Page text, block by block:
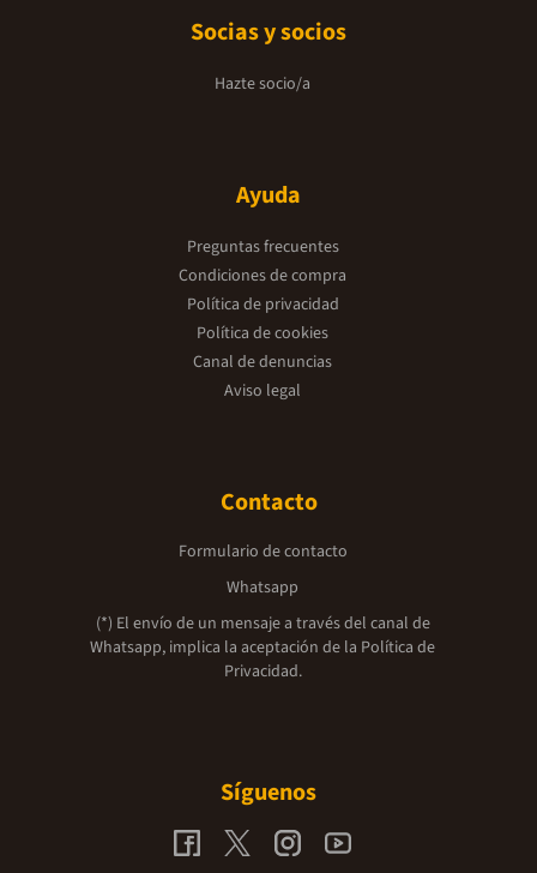
Socias y socios
Hazte socio/a
Ayuda
Preguntas frecuentes
Condiciones de compra
Política de privacidad
Política de cookies
Canal de denuncias
Aviso legal
Contacto
Formulario de contacto
Whatsapp
(*) El envío de un mensaje a través del canal de
Whatsapp, implica la aceptación de la Política de
Privacidad.
Síguenos